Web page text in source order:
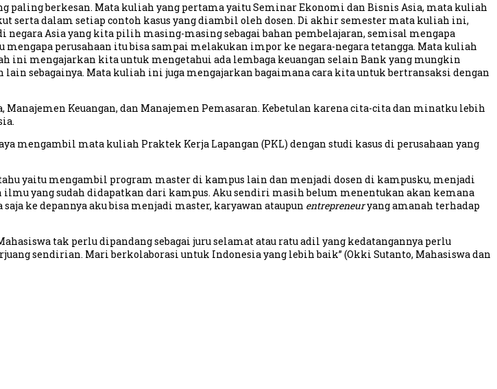
paling berkesan. Mata kuliah yang pertama yaitu Seminar Ekonomi dan Bisnis Asia, mata kuliah
dalam setiap contoh kasus yang diambil oleh dosen. Di akhir semester mata kuliah ini,
Asia yang kita pilih masing-masing sebagai bahan pembelajaran, semisal mengapa
perusahaan itu bisa sampai melakukan impor ke negara-negara tetangga. Mata kuliah
ini mengajarkan kita untuk mengetahui ada lembaga keuangan selain Bank yang mungkin
sebagainya. Mata kuliah ini juga mengajarkan bagaimana cara kita untuk bertransaksi dengan
Keuangan, dan Manajemen Pemasaran. Kebetulan karena cita-cita dan minatku lebih
mengambil mata kuliah Praktek Kerja Lapangan (PKL) dengan studi kasus di perusahaan yang
yaitu mengambil program master di kampus lain dan menjadi dosen di kampusku, menjadi
ilmu yang sudah didapatkan dari kampus. Aku sendiri masih belum menentukan akan kemana
ke depannya aku bisa menjadi master, karyawan ataupun entrepreneuryang amanah terhadap
tak perlu dipandang sebagai juru selamat atau ratu adil yang kedatangannya perlu
sendirian. Mari berkolaborasi untuk Indonesia yang lebih baik” (Okki Sutanto, Mahasiswa dan